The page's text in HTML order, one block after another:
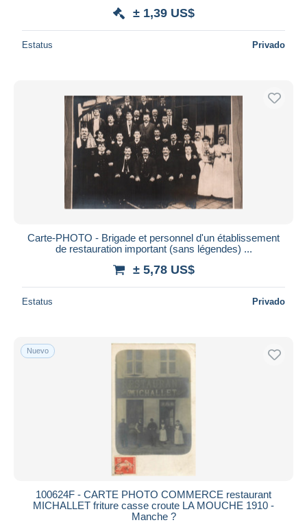
± 1,39 US$
Estatus Privado
Carte-PHOTO - Brigade et personnel d'un établissement
de restauration important (sans légendes) ...
± 5,78 US$
Estatus Privado
Nuevo
100624F - CARTE PHOTO COMMERCE restaurant
MICHALLET friture casse croute LA MOUCHE 1910 -
Manche ?